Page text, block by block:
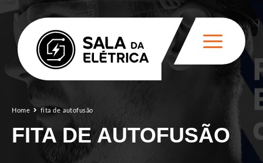
Home fita de autofusão
FITA DE AUTOFUSÃO